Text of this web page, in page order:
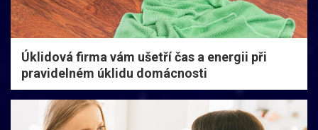
Úklidová firma vám ušetří čas a energii při
pravidelném úklidu domácnosti